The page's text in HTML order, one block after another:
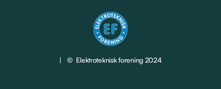
| © Elektroteknisk forening 2024